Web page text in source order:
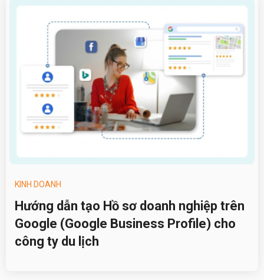
KINH DOANH
Hướng dẫn tạo Hồ sơ doanh nghiệp trên
Google (Google Business Profile) cho
công ty du lịch